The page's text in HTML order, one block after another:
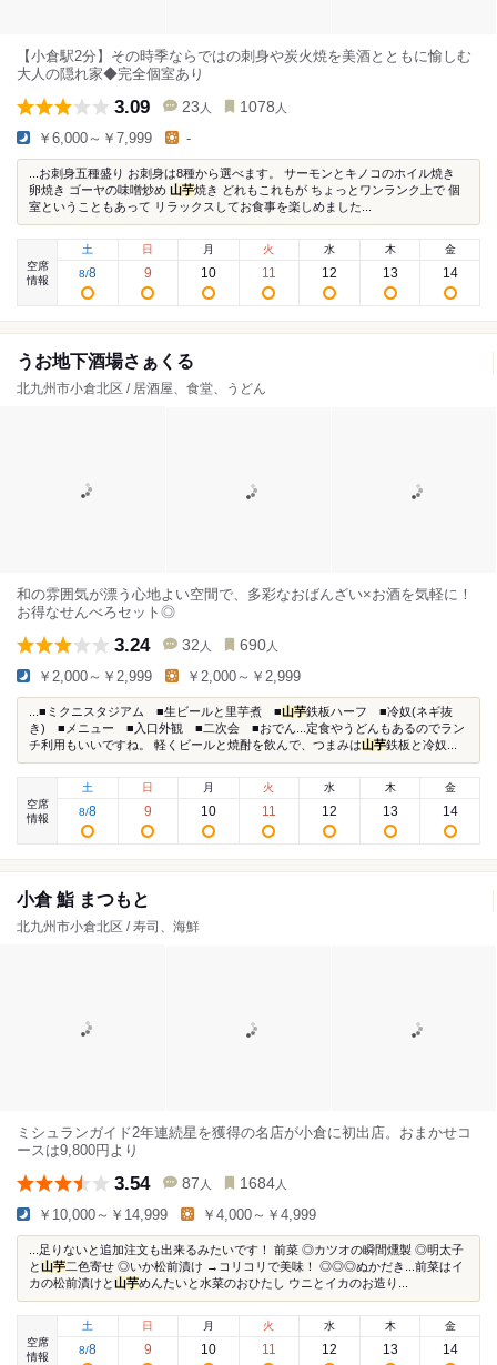
【小倉駅2分】その時季ならではの刺身や炭火焼を美酒とともに愉しむ
大人の隠れ家◆完全個室あり
3.09 23 人 1078 人
￥6,000～￥7,999 -
...お刺身五種盛り お刺身は8種から選べます。 サーモンとキノコのホイル焼き
卵焼き ゴーヤの味噌炒め 山芋焼き どれもこれもが ちょっとワンランク上で 個
室ということもあって リラックスしてお食事を楽しめました...
空席
情報
土
8/8
日
9
月
10
火
11
水
12
木
13
金
14
うお地下酒場さぁくる
北九州市小倉北区 / 居酒屋、食堂、うどん
和の雰囲気が漂う心地よい空間で、多彩なおばんざい×お酒を気軽に！
お得なせんべろセット◎
3.24 32 人 690 人
￥2,000～￥2,999 ￥2,000～￥2,999
...■ミクニスタジアム ■生ビールと里芋煮 ■山芋鉄板ハーフ ■冷奴(ネギ抜
き) ■メニュー ■入口外観 ■二次会 ■おでん...定食やうどんもあるのでラン
チ利用もいいですね。 軽くビールと焼酎を飲んで、つまみは山芋鉄板と冷奴...
空席
情報
土
8/8
日
9
月
10
火
11
水
12
木
13
金
14
小倉 鮨 まつもと
北九州市小倉北区 / 寿司、海鮮
ミシュランガイド2年連続星を獲得の名店が小倉に初出店。おまかせコ
ースは9,800円より
3.54 87 人 1684 人
￥10,000～￥14,999 ￥4,000～￥4,999
...足りないと追加注文も出来るみたいです！ 前菜 ◎カツオの瞬間燻製 ◎明太子
と山芋二色寄せ ◎いか松前漬け →コリコリで美味！ ◎◎◎ぬかだき...前菜はイ
カの松前漬けと山芋めんたいと水菜のおひたし ウニとイカのお造り...
空席
情報
土
8/8
日
9
月
10
火
11
水
12
木
13
金
14